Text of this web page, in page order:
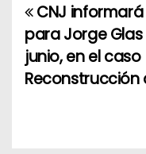
N
a
v
CNJ
para Jorge Glas
junio, en el caso
Reconstrucción